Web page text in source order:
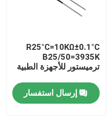
R25°C=10KΩ±0.1°C
B25/50=3935K
ترميستور للأجهزة الطبية
إرسال استفسار